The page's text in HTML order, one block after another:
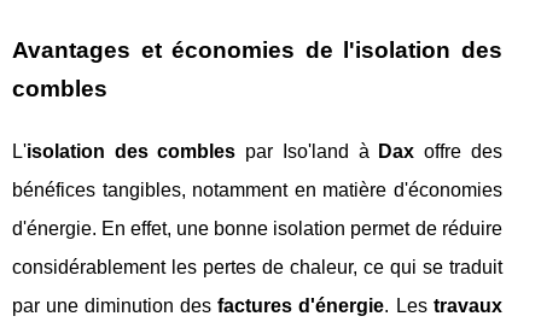
Avantages et économies de l'isolation des
combles
L'isolation des combles par Iso'land à Dax offre des
bénéfices tangibles, notamment en matière d'économies
d'énergie. En effet, une bonne isolation permet de réduire
considérablement les pertes de chaleur, ce qui se traduit
par une diminution desfactures d'énergie. Les travaux